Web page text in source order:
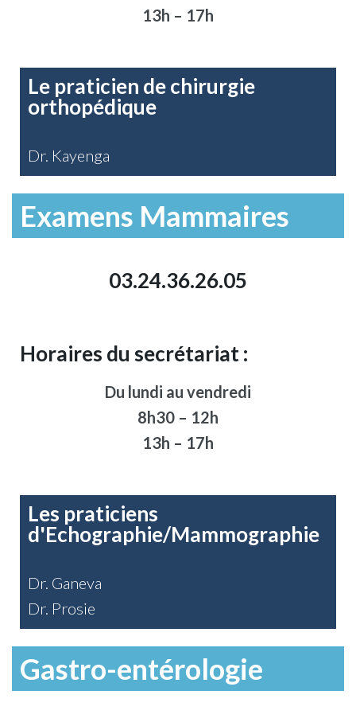
13h – 17h
Le praticien de chirurgie
orthopédique
Dr. Kayenga
Examens Mammaires
03.24.36.26.05
Horaires du secrétariat :
Du lundi au vendredi
8h30 – 12h
13h – 17h
Les praticiens
d'Echographie/Mammographie
Dr. Ganeva
Dr. Prosie
Gastro-entérologie